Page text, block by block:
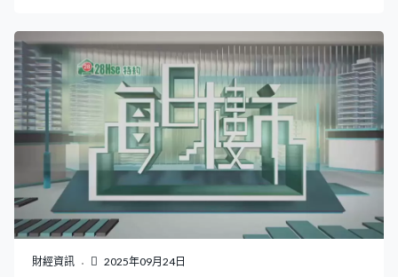
財經資訊 2025年09月24日